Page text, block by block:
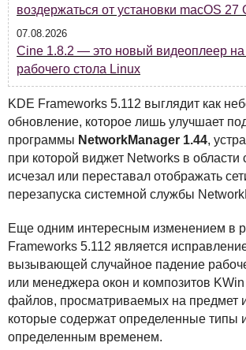
воздержаться от установки macOS 27
07.08.2026
Cine 1.8.2 — это новый видеоплеер на
рабочего стола Linux
KDE Frameworks 5.112 выглядит как
обновление, которое лишь улучшает
программы NetworkManager 1.44,
при которой виджет Networks в области
исчезал или переставал отображать
перезапуска системной службы
Еще одним интересным изменением в
Frameworks 5.112 является
вызывающей случайное падение
или менеджера окон и композитов
файлов, просматриваемых на предмет
которые содержат определенные типы
определенным временем.